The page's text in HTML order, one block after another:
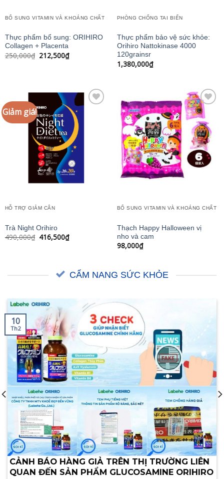
BỔ SUNG VITAMIN VÀ KHOÁNG CHẤT
Thực phẩm bổ sung: ORIHIRO
Collagen + Placenta
250,000₫ Giá
gốc
212,500₫Giá
hiện
PHÒNG CHỐNG TAI BIẾN
Thực phẩm bảo vệ sức khỏe:
Orihiro Nattokinase 4000
120grainsr
1,380,000₫
Giảm giá!
HỖ TRỢ GIẢM CÂN
Trà Night Orihiro
490,000₫ Giá
416,500₫Giá
hiện
Add to
wishlist
BỔ SUNG VITAMIN VÀ KHOÁNG CHẤT
Thạch Happy Halloween vị
nho và cam
98,000₫
CẨM NANG SỨC KHỎE
CẢNH BÁO HÀNG GIẢ TRÊN THỊ TRƯỜNG LIÊN
QUAN ĐẾN SẢN PHẨM GLUCOSAMINE ORIHIRO
10
Th2